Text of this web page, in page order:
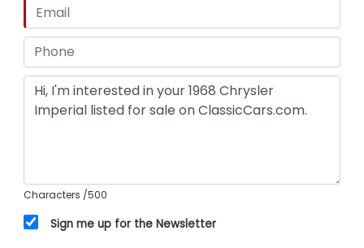
Characters /500
Sign me up for the Newsletter